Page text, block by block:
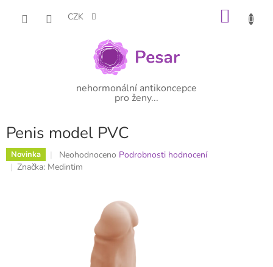
CZK
nehormonální antikoncepce
pro ženy...
Penis model PVC
Novinka
Průměrné
hodnocení
hvězdiček.
Neohodnoceno Podrobnosti hodnocení
Značka: Medintim